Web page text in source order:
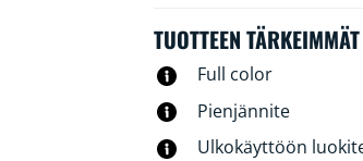
jopa viisi
tehokkaasti esimerkiksi
TUOTTEEN
Full color
Pienjännite
Ulkokäyttöön